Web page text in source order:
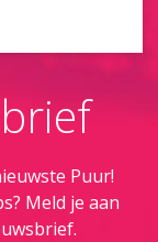
Puur!
Meld je aan